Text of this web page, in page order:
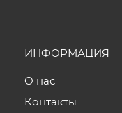
ИНФОРМАЦИЯ
О нас
Контакты